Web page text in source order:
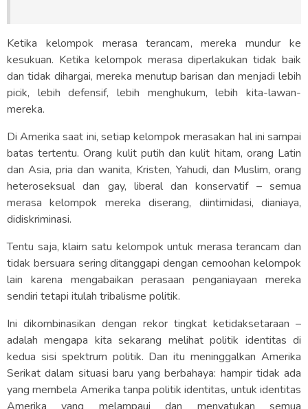
Ketika kelompok merasa terancam, mereka mundur ke
kesukuan. Ketika kelompok merasa diperlakukan tidak baik
dan tidak dihargai, mereka menutup barisan dan menjadi lebih
picik, lebih defensif, lebih menghukum, lebih kita-lawan-
mereka.
Di Amerika saat ini, setiap kelompok merasakan hal ini sampai
batas tertentu. Orang kulit putih dan kulit hitam, orang Latin
dan Asia, pria dan wanita, Kristen, Yahudi, dan Muslim, orang
heteroseksual dan gay, liberal dan konservatif – semua
merasa kelompok mereka diserang, diintimidasi, dianiaya,
didiskriminasi.
Tentu saja, klaim satu kelompok untuk merasa terancam dan
tidak bersuara sering ditanggapi dengan cemoohan kelompok
lain karena mengabaikan perasaan penganiayaan mereka
sendiri tetapi itulah tribalisme politik.
Ini dikombinasikan dengan rekor tingkat ketidaksetaraan –
adalah mengapa kita sekarang melihat politik identitas di
kedua sisi spektrum politik. Dan itu meninggalkan Amerika
Serikat dalam situasi baru yang berbahaya: hampir tidak ada
yang membela Amerika tanpa politik identitas, untuk identitas